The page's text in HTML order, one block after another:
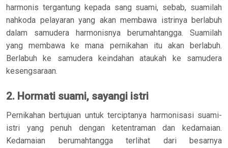
harmonis tergantung kepada sang suami, sebab, suamilah
nahkoda pelayaran yang akan membawa istrinya berlabuh
dalam samudera harmonisnya berumahtangga. Suamilah
yang membawa ke mana pernikahan itu akan berlabuh.
Berlabuh ke samudera keindahan ataukah ke samudera
kesengsaraan.
2. Hormati suami, sayangi istri
Pernikahan bertujuan untuk terciptanya harmonisasi suami-
istri yang penuh dengan ketentraman dan kedamaian.
Kedamaian berumahtangga terlihat dari besarnya